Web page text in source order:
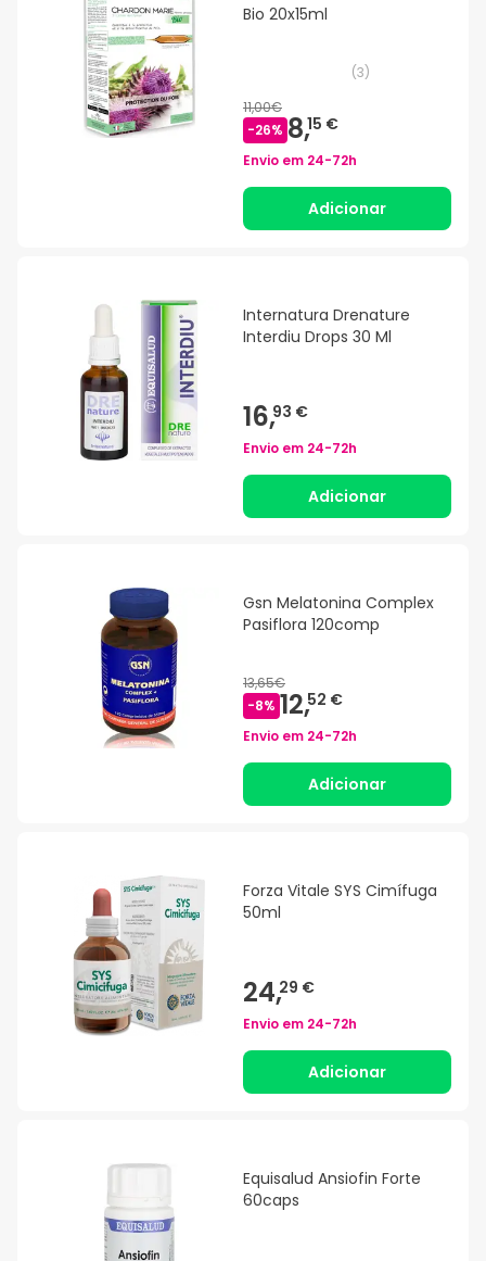
Bio 20x15ml
(3)
11,00€
-26% 8,15 €
Envio em 24-72h
Adicionar
Internatura Drenature
Interdiu Drops 30 Ml
16,93 €
Envio em 24-72h
Adicionar
Gsn Melatonina Complex
Pasiflora 120comp
13,65€
-8% 12,52 €
Envio em 24-72h
Adicionar
Forza Vitale SYS Cimífuga
50ml
24,29 €
Envio em 24-72h
Adicionar
Equisalud Ansiofin Forte
60caps